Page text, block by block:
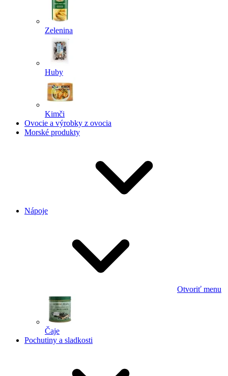
Zelenina
Huby
Kimči
Ovocie a výrobky z ovocia
Morské produkty
Nápoje
Otvoriť menu
Čaje
Pochutiny a sladkosti